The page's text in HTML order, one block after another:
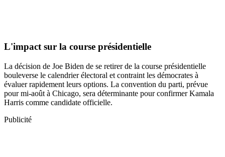
L'impact sur la course présidentielle
La décision de Joe Biden de se retirer de la course présidentielle
bouleverse le calendrier électoral et contraint les démocrates à
évaluer rapidement leurs options. La convention du parti, prévue
pour mi-août à Chicago, sera déterminante pour confirmer Kamala
Harris comme candidate officielle.
Publicité